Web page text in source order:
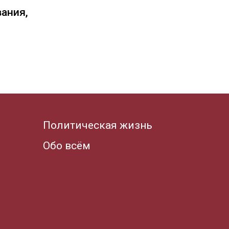
Политическая жизнь
Обо всём